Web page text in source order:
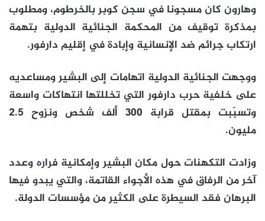
وهارون كان مسجونا في سجن كوبر بالخرطوم، ومطلوب
بمذكرة توقيف من المحكمة الجنائية الدولية بتهمة
ارتكاب جرائم ضد الإنسانية وإبادة في إقليم دارفور.
ووجهت الجنائية الدولية اتهامات إلى البشير ومساعديه
على خلفية حرب دارفور التي تخللتها انتهاكات واسعة
وتسبّبت بمقتل قرابة 300 ألف شخص ونزوح 2.5
مليون.
وزادت التكهنات حول مكان البشير وإمكانية فراره وعدد
آخر من الرفاق في هذه الأجواء القاتمة، والتي يبدو فيها
البرهان فقد السيطرة على الكثير من مؤسسات الدولة.